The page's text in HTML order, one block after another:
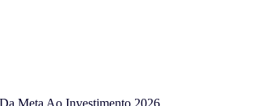
Meta Ao Investimento 2026